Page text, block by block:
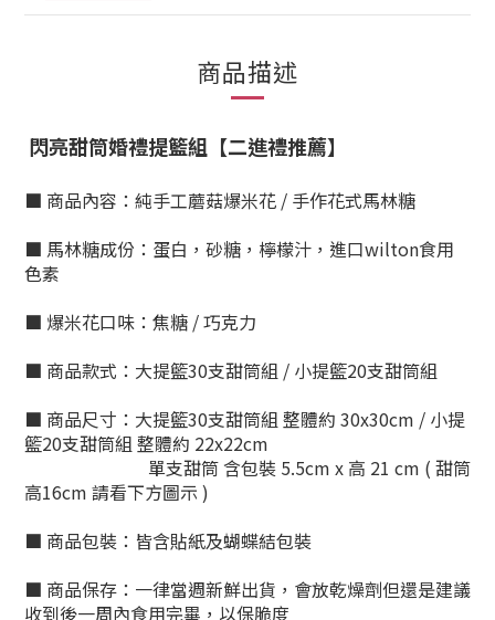
商品描述
閃亮甜筒婚禮提籃組【二進禮推薦】
■ 商品內容：純手工蘑菇爆米花 / 手作花式馬林糖
■ 馬林糖成份： 蛋白，砂糖，檸檬汁，進口wilton食用
色素
■ 爆米花口味：焦糖 / 巧克力
■ 商品款式：大提籃30支甜筒組 / 小提籃20支甜筒組
■ 商品尺寸： 大提籃30支甜筒組 整體約 30x30cm / 小提
籃20支甜筒組 整體約 22x22cm
單支甜筒 含包裝 5.5cm x 高 21 cm ( 甜筒
高16cm 請看下方圖示 )
■ 商品包裝：皆含貼紙及蝴蝶結包裝
■ 商品保存：一律當週新鮮出貨，會放乾燥劑但還是建議
收到後一周內食用完畢，以保脆度